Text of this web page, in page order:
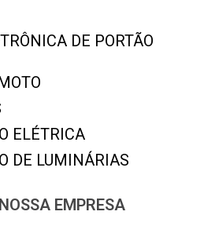
DE PORTÃO
ELÉTRICA
DE LUMINÁRIAS
EMPRESA